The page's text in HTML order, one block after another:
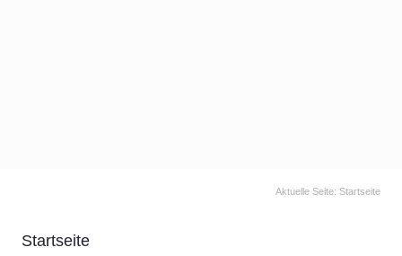
Aktuelle Seite: Startseite
Startseite